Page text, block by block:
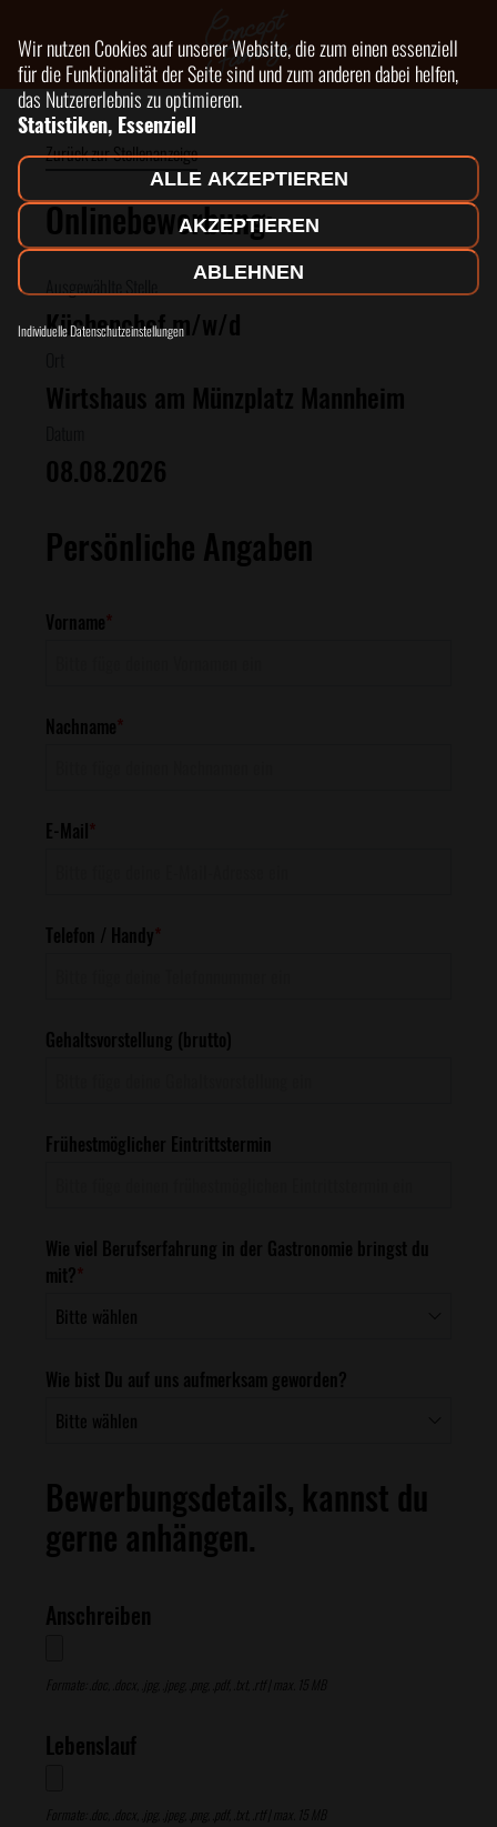
Zurück zur Stellenanzeige
Onlinebewerbung:
Ausgewählte Stelle
Küchenchef m/w/d
Wirtshaus am Münzplatz Mannheim
08.08.2026
Persönliche Angaben
Vorname*
Nachname*
E-Mail*
Telefon / Handy*
Gehaltsvorstellung (brutto)
Frühestmöglicher Eintrittstermin
Wie viel Berufserfahrung in der Gastronomie bringst du
mit?*
Wie bist Du auf uns aufmerksam geworden?
Bewerbungsdetails, kannst du
gerne anhängen.
Anschreiben
Formate: .doc, .docx, .jpg, .jpeg, .png, .pdf, .txt, .rtf | max. 15 MB
Lebenslauf
Formate: .doc, .docx, .jpg, .jpeg, .png, .pdf, .txt, .rtf | max. 15 MB
Wir nutzen Cookies auf unserer Website, die zum einen essenziell
für die Funktionalität der Seite sind und zum anderen dabei helfen,
das Nutzererlebnis zu optimieren.
Statistiken, Essenziell
Individuelle Datenschutzeinstellungen
ABLEHNEN
ALLE AKZEPTIEREN
AKZEPTIEREN